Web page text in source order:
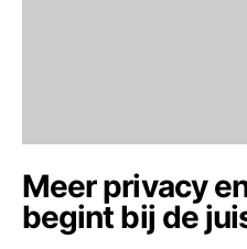
Meer privacy
begint bij de